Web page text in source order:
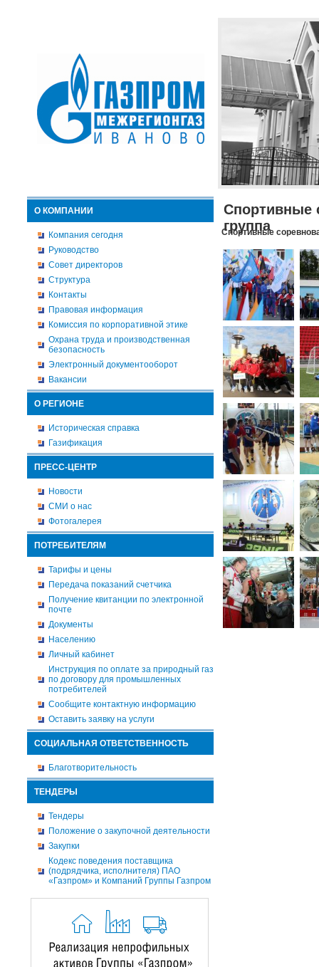
О КОМПАНИИ
Компания сегодня
Руководство
Совет директоров
Структура
Контакты
Правовая информация
Комиссия по корпоративной этике
Охрана труда и производственная
безопасность
Электронный документооборот
Вакансии
О РЕГИОНЕ
Историческая справка
Газификация
ПРЕСС-ЦЕНТР
Новости
СМИ о нас
Фотогалерея
ПОТРЕБИТЕЛЯМ
Тарифы и цены
Передача показаний счетчика
Получение квитанции по электронной
почте
Документы
Населению
Личный кабинет
Инструкция по оплате за природный газ
по договору для промышленных
потребителей
Сообщите контактную информацию
Оставить заявку на услуги
СОЦИАЛЬНАЯ ОТВЕТСТВЕННОСТЬ
Благотворительность
ТЕНДЕРЫ
Тендеры
Положение о закупочной деятельности
Закупки
Кодекс поведения поставщика
(подрядчика, исполнителя) ПАО
«Газпром» и Компаний Группы Газпром
Спортивные
группа
Спортивные